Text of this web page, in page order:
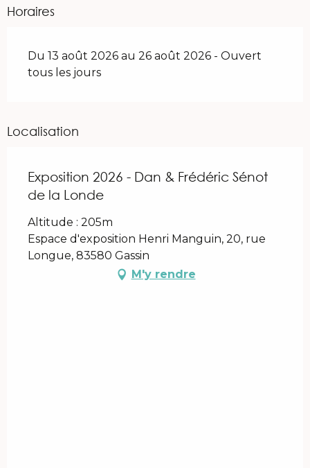
Horaires
Du 13 août 2026 au 26 août 2026 - Ouvert
tous les jours
Localisation
Exposition 2026 - Dan & Frédéric Sénot
de la Londe
Altitude : 205m
Espace d'exposition Henri Manguin, 20, rue
Longue, 83580 Gassin
M'y rendre